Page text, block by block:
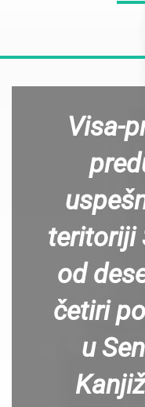
Visa-
teritoriji
od
četiri
u